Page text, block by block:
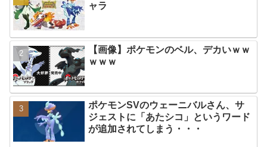
ャラ
【画像】ポケモンのベル、デカいｗｗ
ｗｗｗ
ポケモンSVのウェーニバルさん、サ
ジェストに「あたシコ」というワード
が追加されてしまう・・・